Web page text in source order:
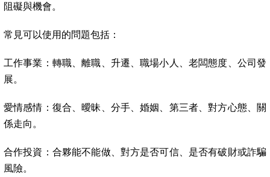
阻礙與機會。
常見可以使用的問題包括：
工作事業：轉職、離職、升遷、職場小人、老闆態度、公司發
展。
愛情感情：復合、曖昧、分手、婚姻、第三者、對方心態、關
係走向。
合作投資：合夥能不能做、對方是否可信、是否有破財或詐騙
風險。